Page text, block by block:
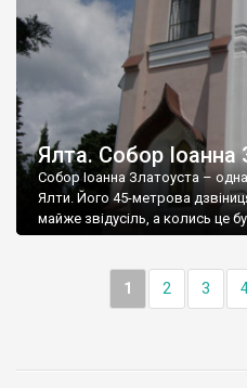
Ялта. Собор Іоанна
Собор Іоанна Златоуста –
Ялти. Його 45-метрова дзвіниця
майже звідусіль, а колись це
1 2 3